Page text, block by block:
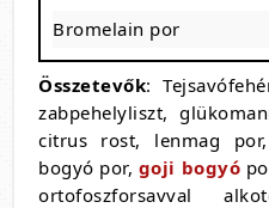
Bromelain por
Összetevők:
zabpehelyliszt,
citrus rost, lenmag
bogyó por, goji bogyó
ortofoszforsavval